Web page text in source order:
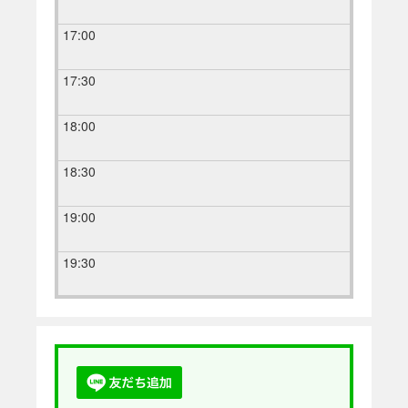
17:00
17:30
18:00
18:30
19:00
19:30